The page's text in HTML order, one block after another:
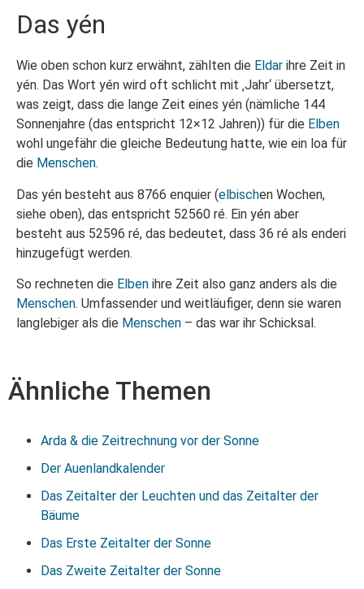
Das yén
Wie oben schon kurz erwähnt, zählten die Eldar ihre Zeit in
yén. Das Wort yén wird oft schlicht mit ‚Jahr‘ übersetzt,
was zeigt, dass die lange Zeit eines yén (nämliche 144
Sonnenjahre (das entspricht 12×12 Jahren)) für die Elben
wohl ungefähr die gleiche Bedeutung hatte, wie ein loa für
die Menschen.
Das yén besteht aus 8766 enquier (elbischen Wochen,
siehe oben), das entspricht 52560 ré. Ein yén aber
besteht aus 52596 ré, das bedeutet, dass 36 ré als enderi
hinzugefügt werden.
So rechneten die Elben ihre Zeit also ganz anders als die
Menschen. Umfassender und weitläufiger, denn sie waren
langlebiger als die Menschen – das war ihr Schicksal.
Ähnliche Themen
Arda & die Zeitrechnung vor der Sonne
Der Auenlandkalender
Das Zeitalter der Leuchten und das Zeitalter der
Bäume
Das Erste Zeitalter der Sonne
Das Zweite Zeitalter der Sonne